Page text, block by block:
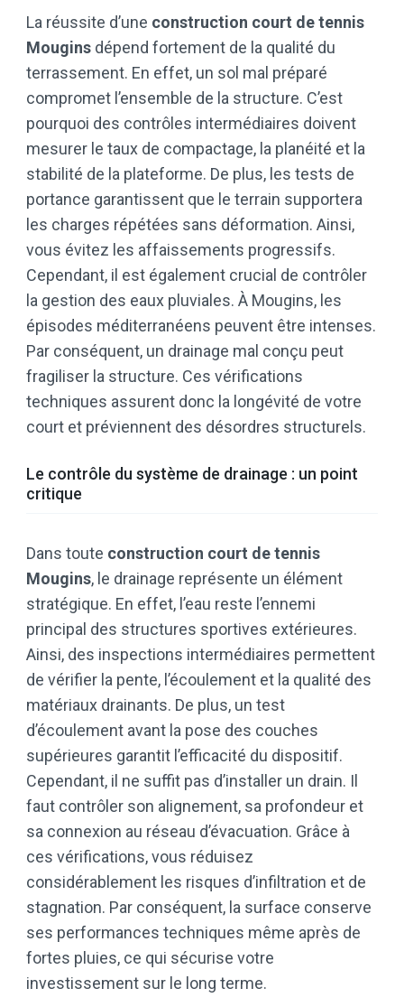
La réussite d’une construction court de tennis
Mougins dépend fortement de la qualité du
terrassement. En effet, un sol mal préparé
compromet l’ensemble de la structure. C’est
pourquoi des contrôles intermédiaires doivent
mesurer le taux de compactage, la planéité et la
stabilité de la plateforme. De plus, les tests de
portance garantissent que le terrain supportera
les charges répétées sans déformation. Ainsi,
vous évitez les affaissements progressifs.
Cependant, il est également crucial de contrôler
la gestion des eaux pluviales. À Mougins, les
épisodes méditerranéens peuvent être intenses.
Par conséquent, un drainage mal conçu peut
fragiliser la structure. Ces vérifications
techniques assurent donc la longévité de votre
court et préviennent des désordres structurels.
Le contrôle du système de drainage : un point
critique
Dans toute construction court de tennis
Mougins, le drainage représente un élément
stratégique. En effet, l’eau reste l’ennemi
principal des structures sportives extérieures.
Ainsi, des inspections intermédiaires permettent
de vérifier la pente, l’écoulement et la qualité des
matériaux drainants. De plus, un test
d’écoulement avant la pose des couches
supérieures garantit l’efficacité du dispositif.
Cependant, il ne suffit pas d’installer un drain. Il
faut contrôler son alignement, sa profondeur et
sa connexion au réseau d’évacuation. Grâce à
ces vérifications, vous réduisez
considérablement les risques d’infiltration et de
stagnation. Par conséquent, la surface conserve
ses performances techniques même après de
fortes pluies, ce qui sécurise votre
investissement sur le long terme.